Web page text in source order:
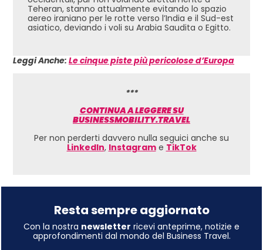
Teheran, stanno attualmente evitando lo spazio
aereo iraniano per le rotte verso l’India e il Sud-est
asiatico, deviando i voli su Arabia Saudita o Egitto.
Leggi Anche: Le cinque piste più pericolose d’Europa
***
CONTINUA A LEGGERE SU
BUSINESSMOBILITY.TRAVEL
Per non perderti davvero nulla seguici anche su
LinkedIn, Instagrame TikTok
Resta sempre aggiornato
Con la nostra newsletter ricevi anteprime, notizie e
approfondimenti dal mondo del Business Travel.